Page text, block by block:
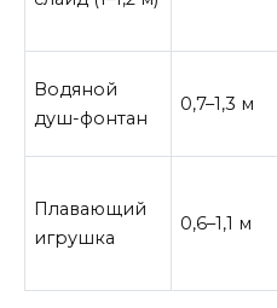
Водяной
душ-фонтан
0,7–1,3 м
Плавающий
игрушка
0,6–1,1 м